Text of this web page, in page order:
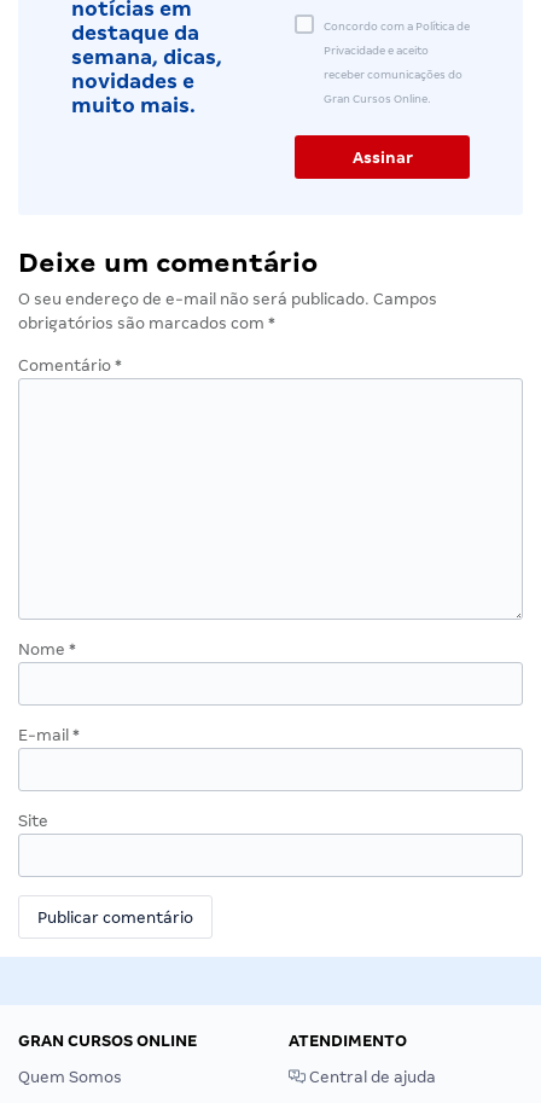
notícias em
destaque da
semana, dicas,
novidades e
muito mais.
Concordo com a Política de
Privacidade e aceito
receber comunicações do
Gran Cursos Online.
Deixe um comentário
O seu endereço de e-mail não será publicado. Campos
obrigatórios são marcados com *
Comentário *
Nome *
E-mail *
Site
GRAN CURSOS ONLINE
Quem Somos
ATENDIMENTO
Central de ajuda